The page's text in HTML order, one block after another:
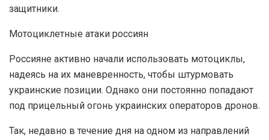
защитники.
Мотоциклетные атаки россиян
Россияне активно начали использовать мотоциклы,
надеясь на их маневренность, чтобы штурмовать
украинские позиции. Однако они постоянно попадают
под прицельный огонь украинских операторов дронов.
Так, недавно в течение дня на одном из направлений